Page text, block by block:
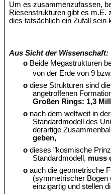
Um es zusammenzufassen,
Riesenstrukturen gibt es m.E.
dies tatsächlich ein Zufall sein
Aus Sicht der Wissenschaft:
o Beide Megastrukturen
von der Erde von 9
o diese Strukturen sind
angetroffenen
Großen Rings: 1,3
o nach dem weltweit in
Standardmodell des
derartige
geben,
o dieses "kosmische
Standardmodell, muss
o auch die geometrische
(symmetrischer Bogen
einzigartig und stellen